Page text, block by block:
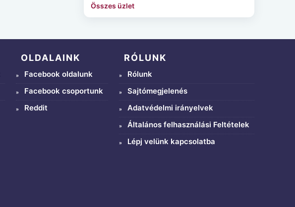
Összes üzlet
OLDALAINK
Facebook oldalunk
Facebook csoportunk
Reddit
RÓLUNK
Rólunk
Sajtómegjelenés
Adatvédelmi irányelvek
Általános felhasználási Feltételek
Lépj velünk kapcsolatba